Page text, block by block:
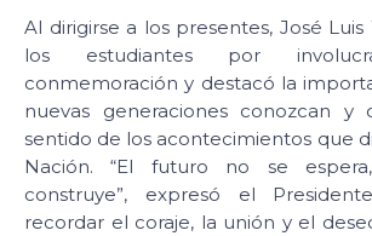
Al dirigirse a los presentes, José
los estudiantes por
conmemoración y destacó la
nuevas generaciones conozcan y
sentido de los acontecimientos que
Nación. “El futuro no se
construye”, expresó el
recordar el coraje, la unión y el